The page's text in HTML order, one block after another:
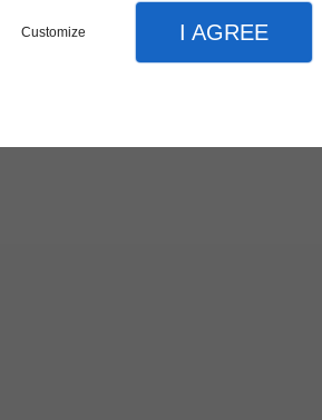
Customize I AGREE